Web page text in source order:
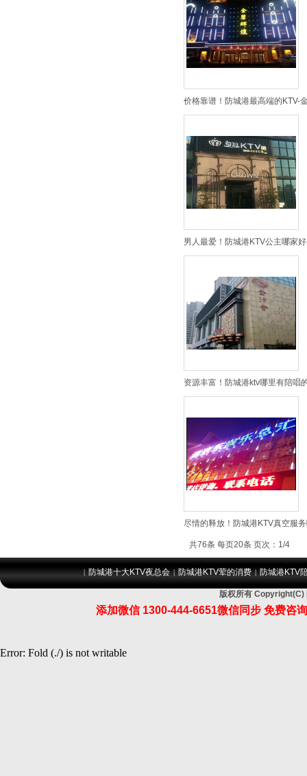
价格靠谱！防城港最高端的KTV-
男人最爱！防城港KTV公主哪家
资源丰富！防城港ktv哪里有陪唱
尽情的释放！防城港KTV真空服
共76条 每页20条 页次：1/4
| 防城港十大KTV夜总会 | 防城港KTV荤的消费 | 防城港KTV
版权所有 Copyright(C)
添加微信 1300-444-6651微信同步 免费咨
Error: Fold (./) is not writable